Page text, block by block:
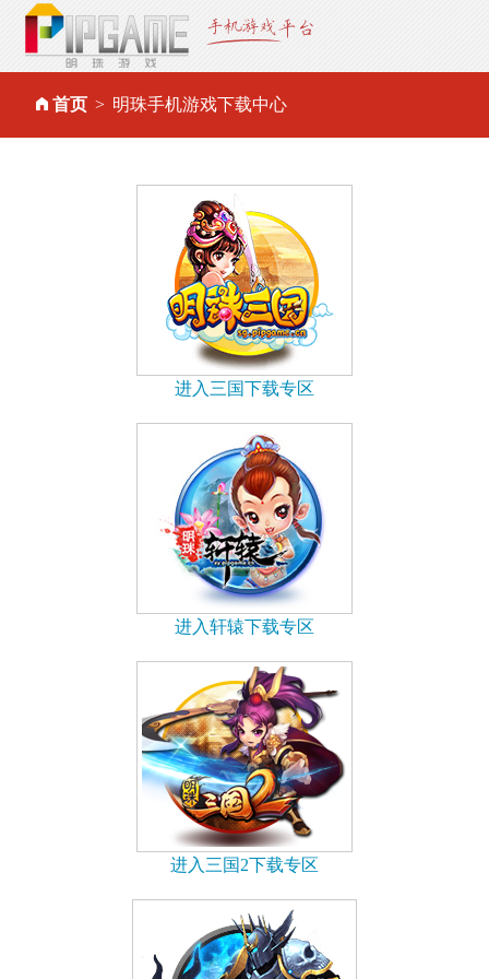
首页 明珠手机游戏下载中心
进入三国下载专区
进入轩辕下载专区
进入三国2下载专区